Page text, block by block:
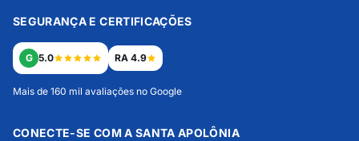
SEGURANÇA E CERTIFICAÇÕES
G 5.0 RA 4.9
Mais de 160 mil avaliações no Google
CONECTE-SE COM A SANTA APOLÔNIA